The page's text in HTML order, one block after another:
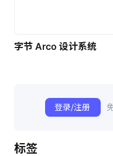
字节 Arco 设计系统
登录/注册
标签